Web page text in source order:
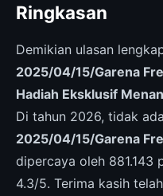
Ringkasan
Demikian ulasan
2025/04/15/Garena
Hadiah Eksklusif
Di tahun 2026, tidak
2025/04/15/Garena
dipercaya oleh 881.143
4.3/5. Terima kasih